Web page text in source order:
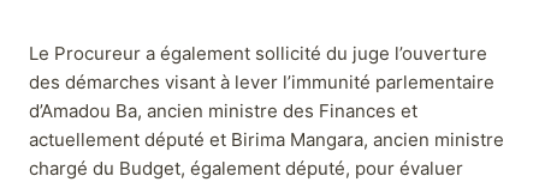
Le Procureur a également sollicité du juge l’ouverture
des démarches visant à lever l’immunité parlementaire
d’Amadou Ba, ancien ministre des Finances et
actuellement député et Birima Mangara, ancien ministre
chargé du Budget, également député, pour évaluer